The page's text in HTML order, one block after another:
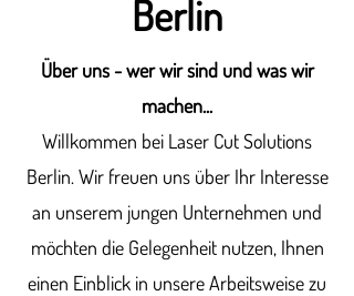
Berlin
Über uns - wer wir sind und was wir
machen...
Willkommen bei Laser Cut Solutions
Berlin. Wir freuen uns über Ihr Interesse
an unserem jungen Unternehmen und
möchten die Gelegenheit nutzen, Ihnen
einen Einblick in unsere Arbeitsweise zu